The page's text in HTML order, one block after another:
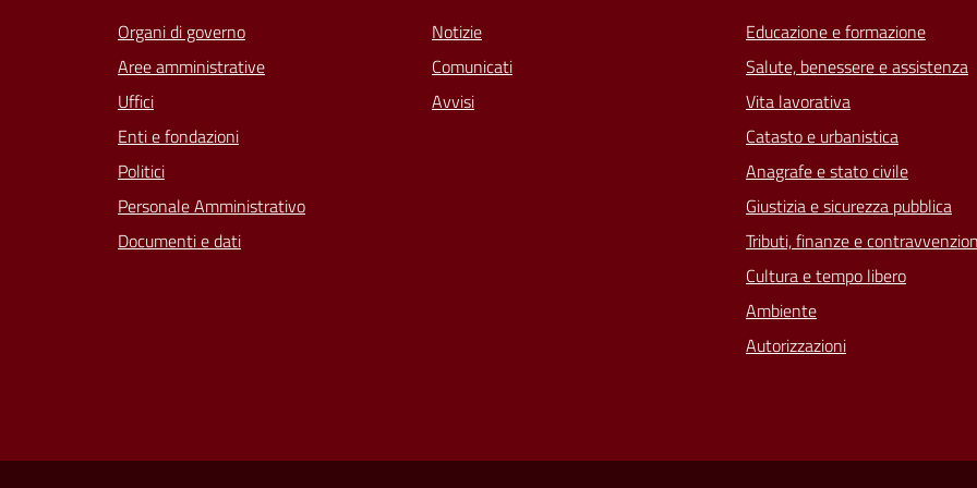
Organi di governo
Aree amministrative
Uffici
Enti e fondazioni
Politici
Personale Amministrativo
Documenti e dati
Notizie
Comunicati
Avvisi
Educazione e formazione
Salute, benessere e assistenza
Vita lavorativa
Catasto e urbanistica
Anagrafe e stato civile
Giustizia e sicurezza pubblica
Tributi, finanze e
Cultura e tempo libero
Ambiente
Autorizzazioni